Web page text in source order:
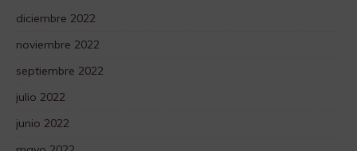
diciembre 2022
noviembre 2022
septiembre 2022
julio 2022
junio 2022